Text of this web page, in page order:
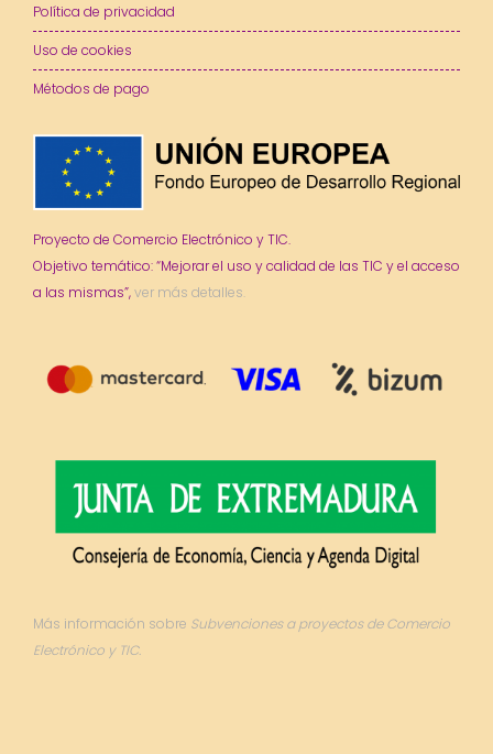
Política de privacidad
Uso de cookies
Métodos de pago
Proyecto de Comercio Electrónico y TIC.
Objetivo temático: “Mejorar el uso y calidad de las TIC y el acceso
a las mismas”,ver más detalles.
Más información sobre Subvenciones a proyectos de Comercio
Electrónico y TIC.